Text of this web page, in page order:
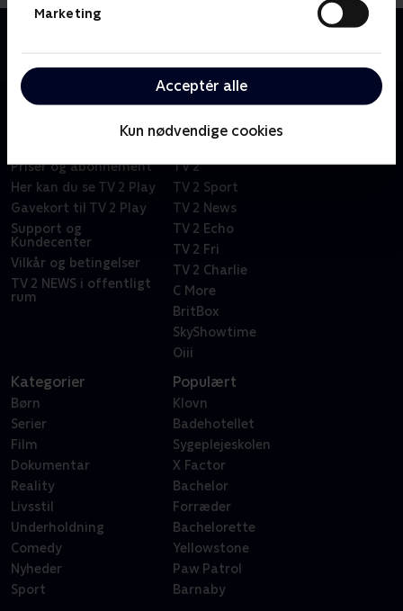
Marketing
Acceptér alle
Kun nødvendige cookies
Priser og abonnement
Her kan du se TV 2 Play
Gavekort til TV 2 Play
Support og
Kundecenter
Vilkår og betingelser
TV 2 NEWS i offentligt
rum
TV 2
TV 2 Sport
TV 2 News
TV 2 Echo
TV 2 Fri
TV 2 Charlie
C More
BritBox
SkyShowtime
Oiii
Kategorier
Børn
Serier
Film
Dokumentar
Reality
Livsstil
Underholdning
Comedy
Nyheder
Sport
Populært
Klovn
Badehotellet
Sygeplejeskolen
X Factor
Bachelor
Forræder
Bachelorette
Yellowstone
Paw Patrol
Barnaby